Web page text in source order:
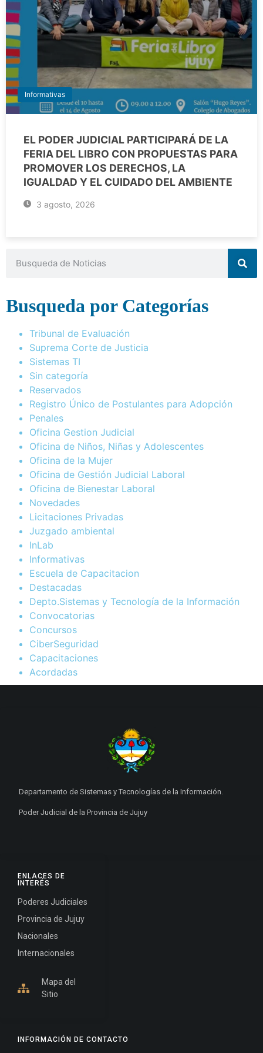
Informativas
EL PODER JUDICIAL PARTICIPARÁ DE LA
FERIA DEL LIBRO CON PROPUESTAS PARA
PROMOVER LOS DERECHOS, LA
IGUALDAD Y EL CUIDADO DEL AMBIENTE
3 agosto, 2026
Busqueda por Categorías
Tribunal de Evaluación
Suprema Corte de Justicia
Sistemas TI
Sin categoría
Reservados
Registro Único de Postulantes para Adopción
Penales
Oficina Gestion Judicial
Oficina de Niños, Niñas y Adolescentes
Oficina de la Mujer
Oficina de Gestión Judicial Laboral
Oficina de Bienestar Laboral
Novedades
Licitaciones Privadas
Juzgado ambiental
InLab
Informativas
Escuela de Capacitacion
Destacadas
Depto.Sistemas y Tecnología de la Información
Convocatorias
Concursos
CiberSeguridad
Capacitaciones
Acordadas
INFORMACIÓN DE CONTACTO
ENLACES DE
INTERÉS
Poderes Judiciales
Provincia de Jujuy
Nacionales
Internacionales
Mapa del
Sitio
Departamento de Sistemas y Tecnologías de la Información.
Poder Judicial de la Provincia de Jujuy